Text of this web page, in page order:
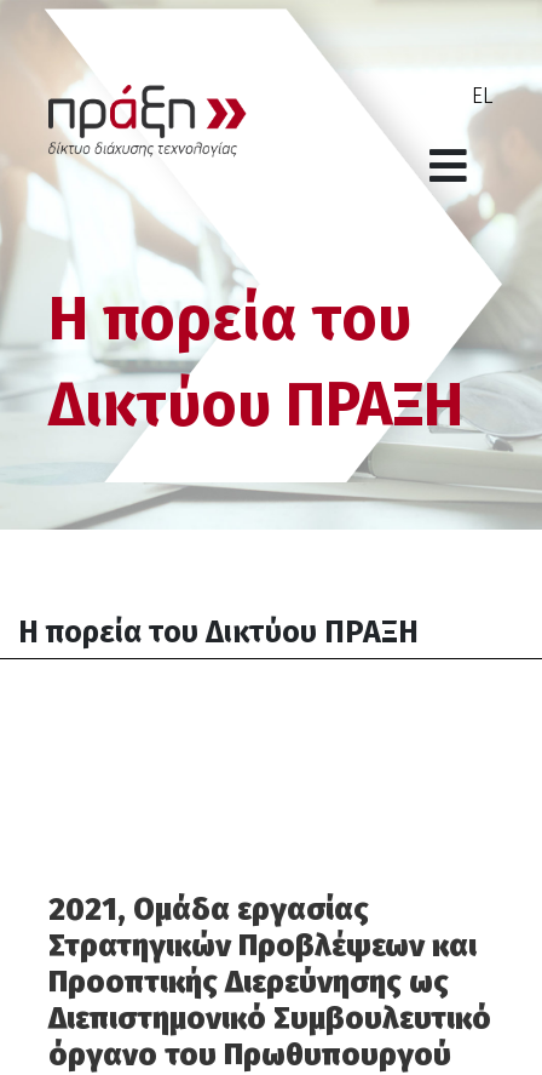
H πορεία του
Δικτύου ΠΡΑΞΗ
H πορεία του Δικτύου ΠΡΑΞΗ
2021, Ομάδα εργασίας
Στρατηγικών Προβλέψεων και
Προοπτικής Διερεύνησης ως
Διεπιστημονικό Συμβουλευτικό
όργανο του Πρωθυπουργού